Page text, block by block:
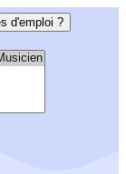
d'emploi ?